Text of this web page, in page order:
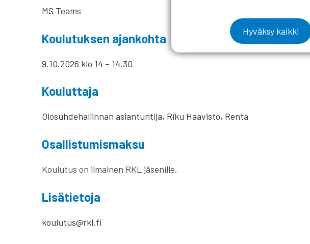
MS Teams
Koulutuksen ajankohta
9.10.2026 klo 14 – 14.30
Kouluttaja
Olosuhdehallinnan asiantuntija, Riku Haavisto, Renta
Osallistumismaksu
Koulutus on ilmainen RKL jäsenille.
Lisätietoja
koulutus@rkl.fi
Hyväksy kaikki